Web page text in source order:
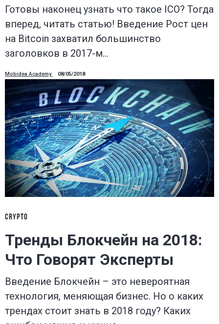
Готовы наконец узнать что такое ICO? Тогда
вперед, читать статью! Введение Рост цен
на Bitcoin захватил большинство
заголовков в 2017-м…
Mobidea Academy 08/05/2018
CRYPTO
Тренды Блокчейн на 2018:
Что Говорят Эксперты
Введение Блокчейн – это невероятная
технология, меняющая бизнес. Но о каких
трендах стоит знать в 2018 году? Каких